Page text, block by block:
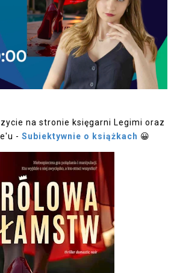
na stronie księgarni Legimi oraz
- Subiektywnie o książkach 😀